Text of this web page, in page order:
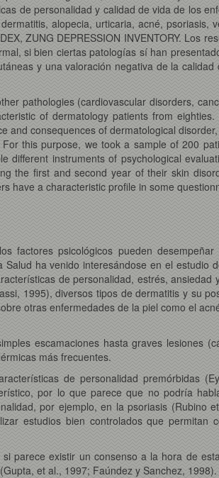
de personalidad y calidad de vida de los
alopecia, urticaria, acné, psoriasis,
ZUNG DEPRESSION INVENTORY. Los
si bien ciertas patologías sí han
y una valoración negativa de la
pathologies (cardiovascular disorders,
of dermatology patients from
consequences of dermatological
this purpose, we took a sample of 200
instruments of psychological
the first and second year of their skin
have a characteristic profile in some
factores psicológicos pueden
ha venido interesándose en el estudio
de personalidad, estrés, ansiedad
1995), diversos tipos de dermatitis y su
otras enfermedades de la piel como el
escamaciones hasta graves lesiones
más frecuentes.
de personalidad premórbidas
por lo que parece que no podría
por ejemplo, en la psoriasis (Rubino
estudios bien controlados que
parece existir un consenso a la hora de
et al., 1997; Faúndez y Sanchez, 1998).